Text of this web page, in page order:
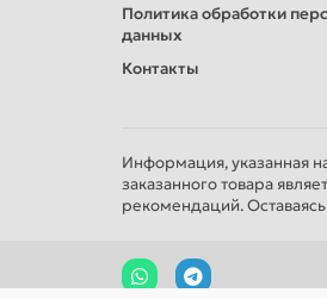
Политика обработки
данных
Контакты
Информация, указанная
заказанного товара
рекомендаций.